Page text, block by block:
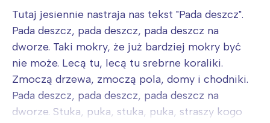
Tutaj jesiennie nastraja nas tekst "Pada deszcz".
Pada deszcz, pada deszcz, pada deszcz na
dworze. Taki mokry, że już bardziej mokry być
nie może. Lecą tu, lecą tu srebrne koraliki.
Zmoczą drzewa, zmoczą pola, domy i chodniki.
Pada deszcz, pada deszcz, pada deszcz na
dworze. Stuka, puka, stuka, puka, straszy kogo